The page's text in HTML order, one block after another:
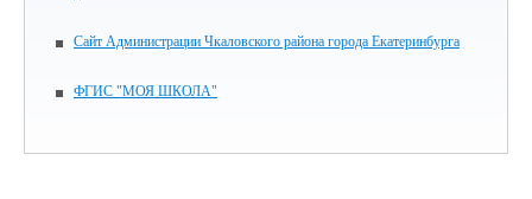
Сайт Администрации Чкаловского района города Екатеринбурга
ФГИС "МОЯ ШКОЛА"